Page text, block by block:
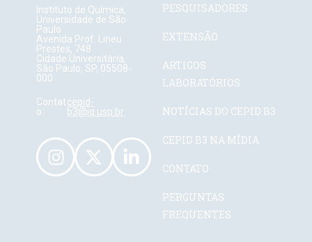
Instituto de Química,
Universidade de São
Paulo
Avenida Prof. Lineu
Prestes, 748
Cidade Universitária,
São Paulo, SP, 05508-
000
Contat
o:
cepid-
b3@iq.usp.br
PESQUISADORES
EXTENSÃO
ARTIGOS
LABORATÓRIOS
NOTÍCIAS DO CEPID B3
CEPID B3 NA MÍDIA
CONTATO
PERGUNTAS
FREQUENTES